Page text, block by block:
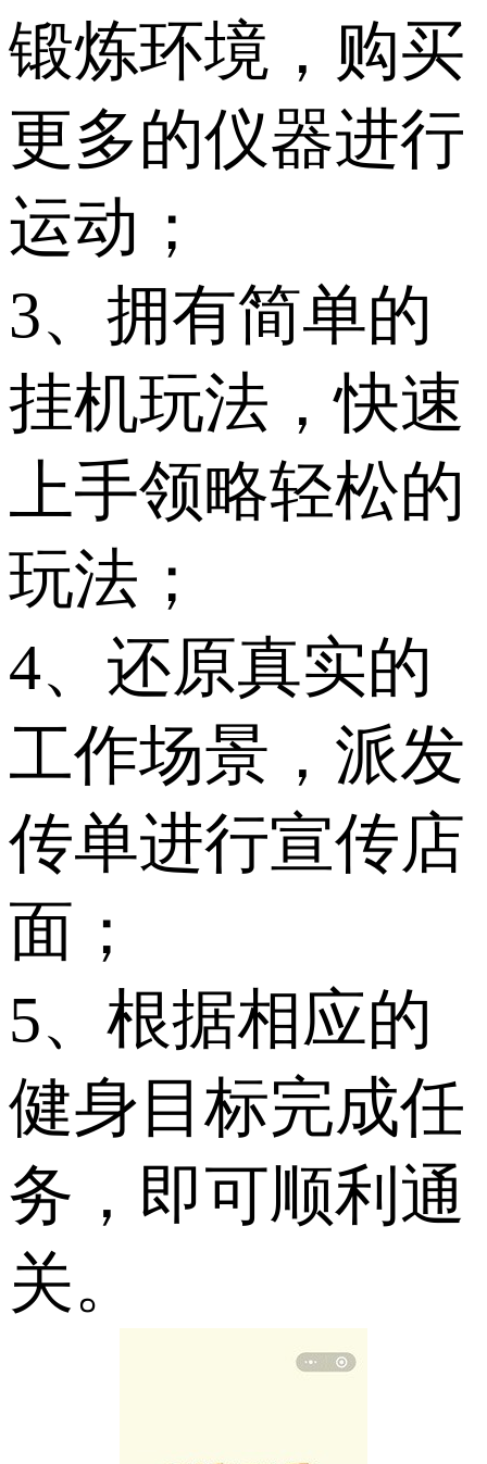
锻炼环境，购买
更多的仪器进行
运动；
3、拥有简单的
挂机玩法，快速
上手领略轻松的
玩法；
4、还原真实的
工作场景，派发
传单进行宣传店
面；
5、根据相应的
健身目标完成任
务，即可顺利通
关。